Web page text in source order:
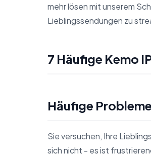
mehr lösen mit unserem
Lieblingssendungen zu
7 Häufige Kemo
Häufige
Sie versuchen, Ihre
sich nicht - es ist